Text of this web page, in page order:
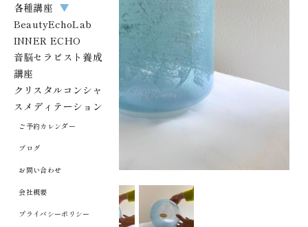
各種講座 ▼
BeautyEchoLab
INNER ECHO
音脳セラピスト養成
講座
クリスタルコンシャ
スメディテーション
ご予約カレンダー
ブログ
お問い合わせ
会社概要
プライバシーポリシー